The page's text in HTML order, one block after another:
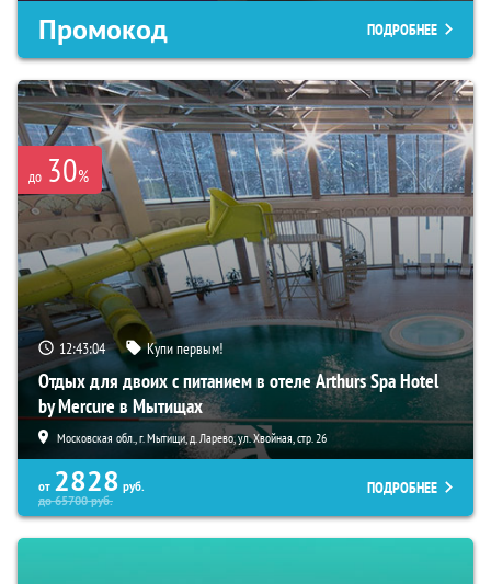
Промокод ПОДРОБНЕЕ
до 30%
12:43:03 Купи первым!
Отдых для двоих с питанием в отеле Arthurs Spa Hotel
by Mercure в Мытищах
Московская обл., г. Мытищи, д. Ларево, ул. Хвойная, стр. 26
от 2828 руб.
до65700руб.
ПОДРОБНЕЕ